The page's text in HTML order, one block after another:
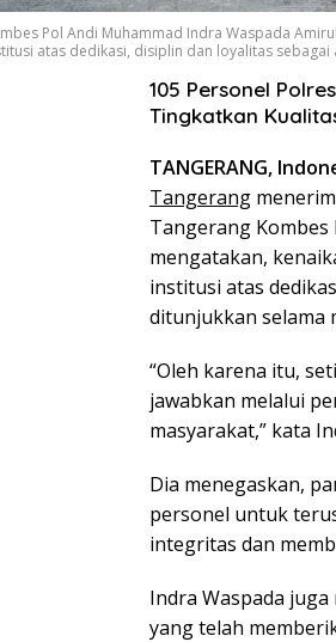
Pol Andi Muhammad Indra Waspada
atas dedikasi, disiplin dan loyalitas sebagai
105 Personel
Tingkatkan
TANGERANG,
Tangerang
Tangerang Kombes
mengatakan,
institusi atas
ditunjukkan selama
“Oleh karena itu,
jawabkan melalui
masyarakat,” kata
Dia menegaskan,
personel untuk
integritas dan
Indra Waspada
yang telah